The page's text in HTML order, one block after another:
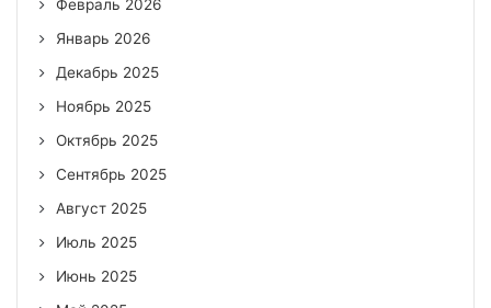
Февраль 2026
Январь 2026
Декабрь 2025
Ноябрь 2025
Октябрь 2025
Сентябрь 2025
Август 2025
Июль 2025
Июнь 2025